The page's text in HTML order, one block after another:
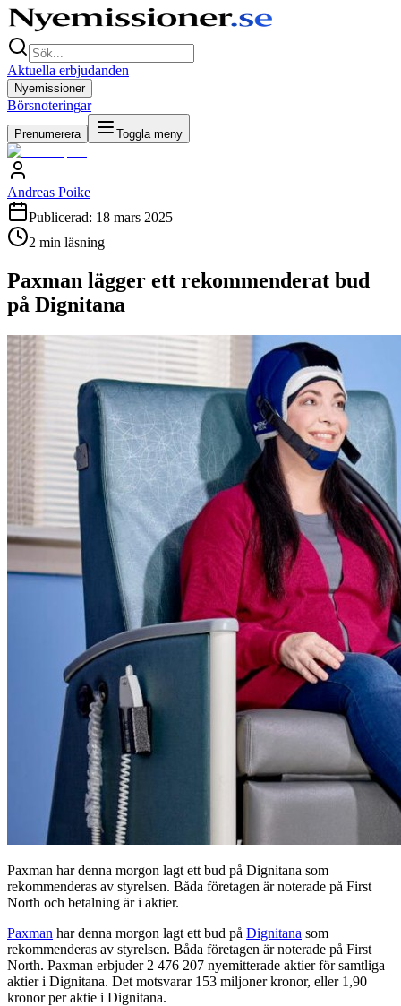
Aktuella erbjudanden
Nyemissioner
Börsnoteringar
Prenumerera Toggla meny
Andreas Poike
Publicerad: 18 mars 2025
2 min läsning
Paxman lägger ett rekommenderat bud
på Dignitana
Paxman har denna morgon lagt ett bud på Dignitana som
rekommenderas av styrelsen. Båda företagen är noterade på First
North och betalning är i aktier.
Paxman har denna morgon lagt ett bud på Dignitana som
rekommenderas av styrelsen. Båda företagen är noterade på First
North. Paxman erbjuder 2 476 207 nyemitterade aktier för samtliga
aktier i Dignitana. Det motsvarar 153 miljoner kronor, eller 1,90
kronor per aktie i Dignitana.